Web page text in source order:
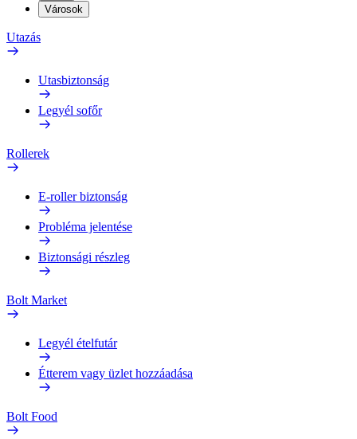
Városok
Utazás
Utasbiztonság
Legyél sofőr
Rollerek
E-roller biztonság
Probléma jelentése
Biztonsági részleg
Bolt Market
Legyél ételfutár
Étterem vagy üzlet hozzáadása
Bolt Food